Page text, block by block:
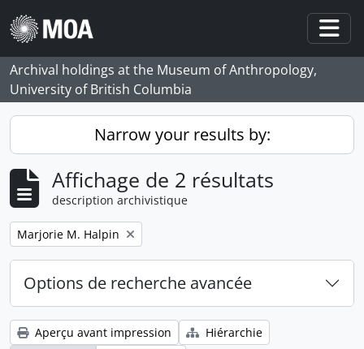
Skip to main content
Archival holdings at the Museum of Anthropology,
University of British Columbia
Narrow your results by:
Affichage de 2 résultats
description archivistique
Remove filter:
Marjorie M. Halpin
Options de recherche avancée
Aperçu avant impression
Hiérarchie